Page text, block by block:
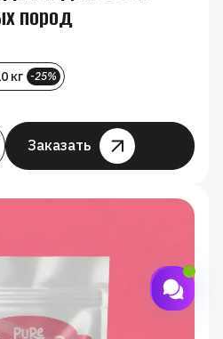
пород
кг -25%
Заказать